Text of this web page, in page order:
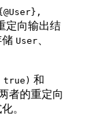
定向输出结
储 User
true) 和
者的重定向
。